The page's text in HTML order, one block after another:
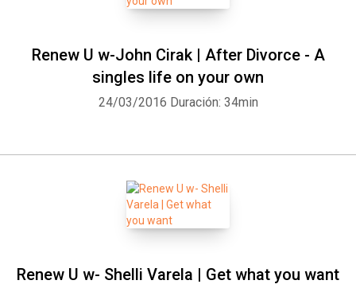
Renew U w-John Cirak | After Divorce - A
singles life on your own
24/03/2016 Duración: 34min
Renew U w- Shelli Varela | Get what you want